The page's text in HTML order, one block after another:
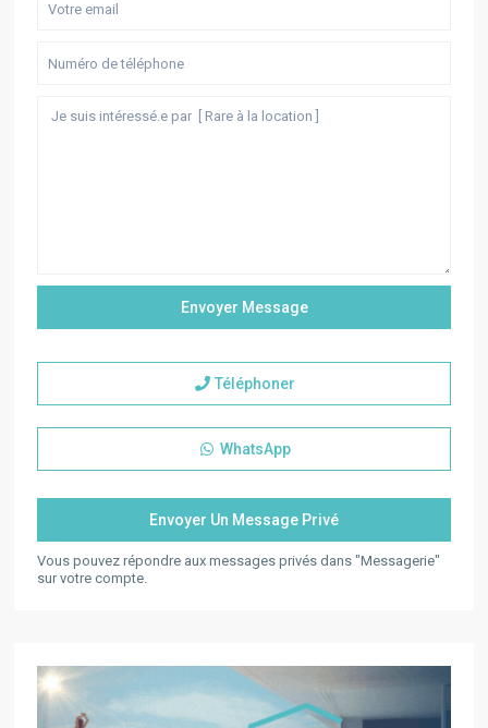
Téléphoner
WhatsApp
Vous pouvez répondre aux messages privés dans "Messagerie"
sur votre compte.